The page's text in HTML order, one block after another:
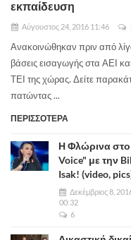
εκπαίδευση
Αύγουστος 24, 2016 11:46
Ανακοινώθηκαν πριν από
βάσεις εισαγωγής στα ΑΕΙ
ΤΕΙ της χώρας. Δείτε
πατώντας ...
ΠΕΡΙΣΣΟΤΕΡΑ
Η Φλώρινα στο
Voice" με την
Isak! (video,
Δεκέμβριος 8,
00:32
6